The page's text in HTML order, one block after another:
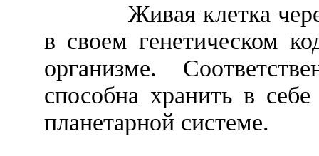
Живая клетка
в своем генетическом
организме.
способна хранить в
планетарной системе.